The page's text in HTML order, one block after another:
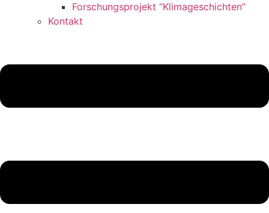
Forschungsprojekt “Klimageschichten”
Kontakt